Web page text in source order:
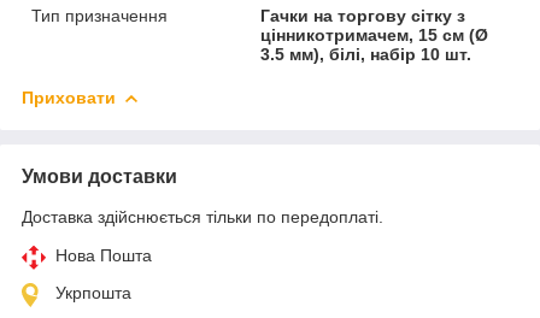
Тип призначення
Гачки на торгову сітку з
цінникотримачем, 15 см (Ø
3.5 мм), білі, набір 10 шт.
Приховати
Умови доставки
Доставка здійснюється тільки по передоплаті.
Нова Пошта
Укрпошта